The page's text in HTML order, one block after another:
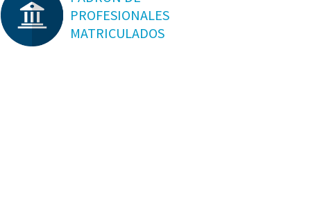
PROFESIONALES
MATRICULADOS